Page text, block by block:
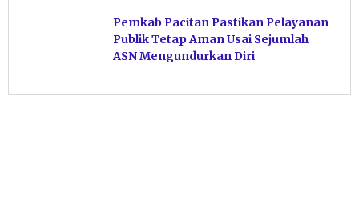
Pemkab Pacitan Pastikan Pelayanan
Publik Tetap Aman Usai Sejumlah
ASN Mengundurkan Diri